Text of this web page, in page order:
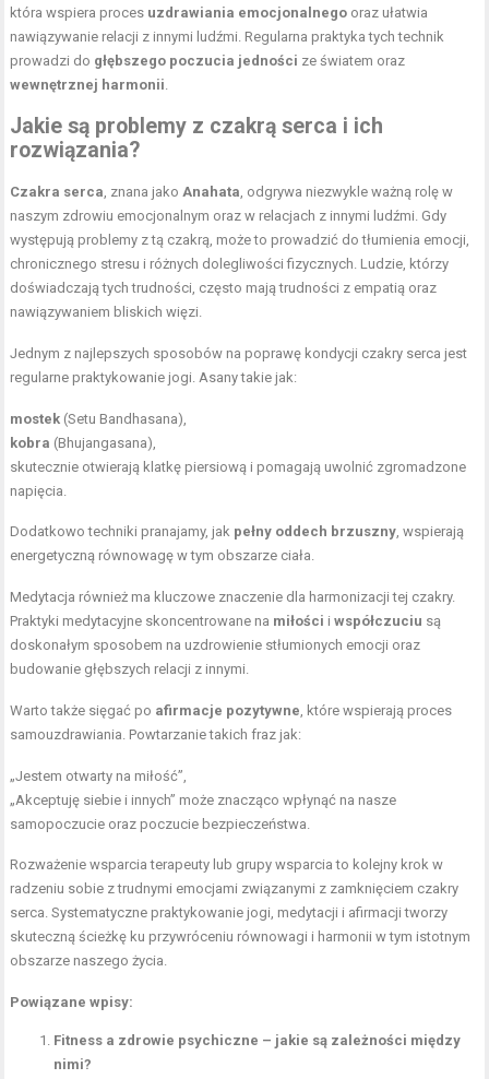
która wspiera proces uzdrawiania emocjonalnego oraz ułatwia
nawiązywanie relacji z innymi ludźmi. Regularna praktyka tych technik
prowadzi do głębszego poczucia jedności ze światem oraz
wewnętrznej harmonii.
Jakie są problemy z czakrą serca i ich
rozwiązania?
Czakra serca, znana jakoAnahata, odgrywa niezwykle ważną rolę w
naszym zdrowiu emocjonalnym oraz w relacjach z innymi ludźmi. Gdy
występują problemy z tą czakrą, może to prowadzić do tłumienia emocji,
chronicznego stresu i różnych dolegliwości fizycznych. Ludzie, którzy
doświadczają tych trudności, często mają trudności z empatią oraz
nawiązywaniem bliskich więzi.
Jednym z najlepszych sposobów na poprawę kondycji czakry serca jest
regularne praktykowanie jogi. Asany takie jak:
mostek (Setu Bandhasana),
kobra (Bhujangasana),
skutecznie otwierają klatkę piersiową i pomagają uwolnić zgromadzone
napięcia.
Dodatkowo techniki pranajamy, jak pełny oddech brzuszny, wspierają
energetyczną równowagę w tym obszarze ciała.
Medytacja również ma kluczowe znaczenie dla harmonizacji tej czakry.
Praktyki medytacyjne skoncentrowane na miłości iwspółczuciu są
doskonałym sposobem na uzdrowienie stłumionych emocji oraz
budowanie głębszych relacji z innymi.
Warto także sięgać po afirmacje pozytywne, które wspierają proces
samouzdrawiania. Powtarzanie takich fraz jak:
„Jestem otwarty na miłość”,
„Akceptuję siebie i innych” może znacząco wpłynąć na nasze
samopoczucie oraz poczucie bezpieczeństwa.
Rozważenie wsparcia terapeuty lub grupy wsparcia to kolejny krok w
radzeniu sobie z trudnymi emocjami związanymi z zamknięciem czakry
serca. Systematyczne praktykowanie jogi, medytacji i afirmacji tworzy
skuteczną ścieżkę ku przywróceniu równowagi i harmonii w tym istotnym
obszarze naszego życia.
Powiązane wpisy:
Fitness a zdrowie psychiczne – jakie są zależności między
nimi?